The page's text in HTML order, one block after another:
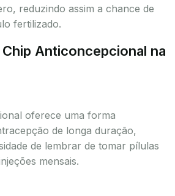
reduzindo assim a chance de
fertilizado.
Anticoncepcional na
oferece uma forma
de longa duração,
de lembrar de tomar pílulas
mensais.